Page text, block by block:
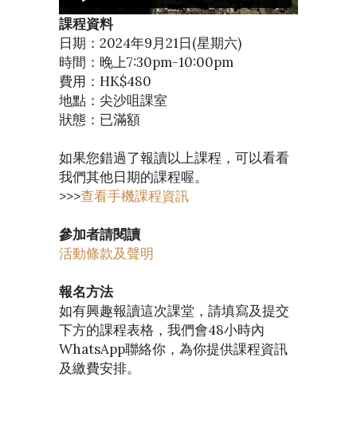
課程資料
日期：2024年9月21日(星期六)
時間：晚上7:30pm-10:00pm
費用：HK$480
地點：尖沙咀課室
狀態：已滿額
如果您錯過了報讀以上課程，可以看看
我們其他日期的課程喔。
>>>查看手機課程資訊
參加者請閱讀
活動條款及聲明
報名方法
如有興趣報讀這次課堂，請填寫及提交
下方的課程表格，我們會48小時內
WhatsApp聯絡你，為你提供課程資訊
及繳費安排。